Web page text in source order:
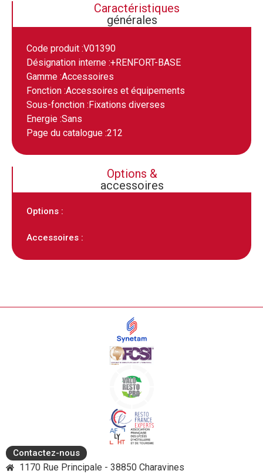
Caractéristiques
générales
Code produit :V01390
Désignation interne :+RENFORT-BASE
Gamme :Accessoires
Fonction :Accessoires et équipements
Sous-fonction :Fixations diverses
Energie :Sans
Page du catalogue :212
Options &
accessoires
Options :
Accessoires :
Contactez-nous
1170 Rue Principale - 38850 Charavines